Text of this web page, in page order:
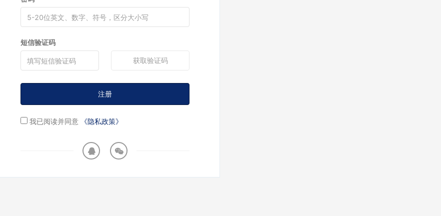
短信验证码
获取验证码
注册
我已阅读并同意 《隐私政策》